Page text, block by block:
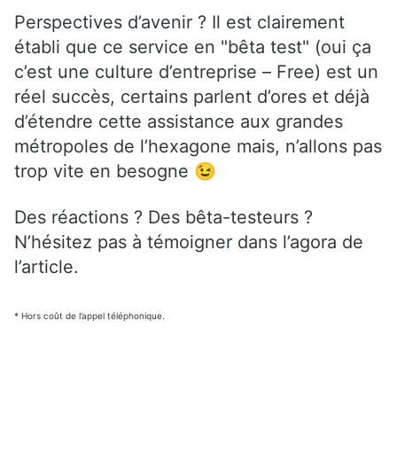
Perspectives d’avenir ? Il est clairement
établi que ce service en "bêta test" (oui ça
c’est une culture d’entreprise – Free) est un
réel succès, certains parlent d’ores et déjà
d’étendre cette assistance aux grandes
métropoles de l’hexagone mais, n’allons pas
trop vite en besogne 😉
Des réactions ? Des bêta-testeurs ?
N’hésitez pas à témoigner dans l’agora de
l’article.
* Hors coût de l’appel téléphonique.